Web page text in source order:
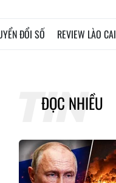
ĐỔI SỐ REVIEW LÀO CAI
ĐỌC NHIỀU